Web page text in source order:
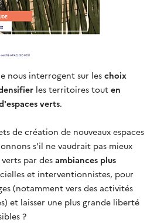
nous interrogent sur les choix
les territoires tout en
verts.
de création de nouveaux espaces
s'il ne vaudrait pas mieux
par des ambiances plus
et interventionnistes, pour
(notamment vers des activités
et laisser une plus grande liberté
?